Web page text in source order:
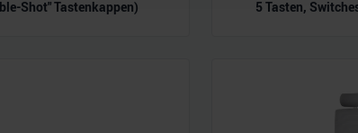
oder die sie im Rahmen Ihrer Nutzung
Shot" Tastenkappen)
5 Tasten,